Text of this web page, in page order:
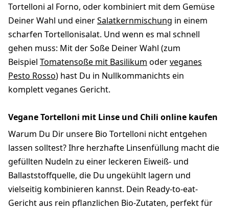
Tortelloni al Forno, oder kombiniert mit dem Gemüse
Deiner Wahl und einerSalatkernmischung in einem
scharfen Tortellonisalat. Und wenn es mal schnell
gehen muss: Mit der Soße Deiner Wahl (zum
Beispiel Tomatensoße mit Basilikum oderveganes
Pesto Rosso) hast Du in Nullkommanichts ein
komplett veganes Gericht.
Vegane Tortelloni mit Linse und Chili online kaufen
Warum Du Dir unsere Bio Tortelloni nicht entgehen
lassen solltest? Ihre herzhafte Linsenfüllung macht die
gefüllten Nudeln zu einer leckeren Eiweiß- und
Ballaststoffquelle, die Du ungekühlt lagern und
vielseitig kombinieren kannst. Dein Ready-to-eat-
Gericht aus rein pflanzlichen Bio-Zutaten, perfekt für